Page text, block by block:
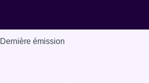
Dernière émission